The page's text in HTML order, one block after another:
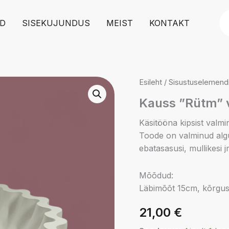
SISEKUJUNDUS MEIST KONTAKT
Esileht /
Kauss ”Rütm”
Käsitööna kipsist
Toode on valminud
ebatasasusi, mullikesi
Mõõdud:
Läbimõõt 15cm,
21,00 €